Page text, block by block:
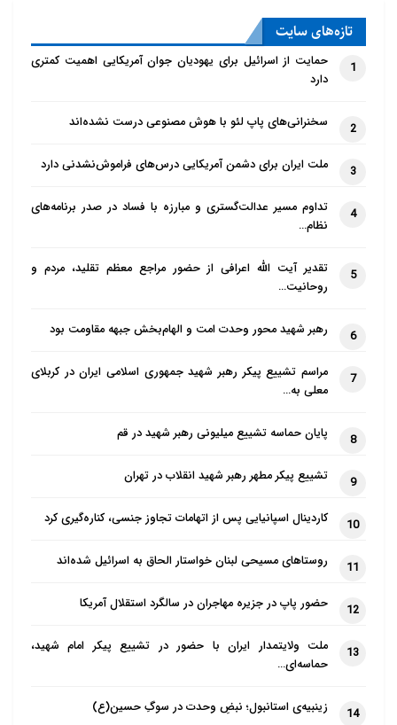
تازه‌‌های سایت
1
حمایت از اسرائیل برای یهودیان جوان آمریکایی اهمیت کمتری
دارد
2 سخنرانی‌های پاپ لئو با هوش مصنوعی درست نشده‌اند
3 ملت ایران برای دشمن آمریکایی درس‌های فراموش‌نشدنی دارد
4
تداوم مسیر عدالت‌گستری و مبارزه با فساد در صدر برنامه‌های
نظام…
5
تقدیر آیت الله اعرافی از حضور مراجع معظم تقلید، مردم و
روحانیت…
6 رهبر شهید محور وحدت امت و الهام‌بخش جبهه مقاومت بود
7
مراسم تشییع پیکر رهبر شهید جمهوری اسلامی ایران در کربلای
معلی به…
8 پایان حماسه تشییع میلیونی رهبر شهید در قم
9 تشییع پیکر مطهر رهبر شهید انقلاب در تهران
10 کاردینال اسپانیایی پس از اتهامات تجاوز جنسی، کناره‌گیری کرد
11 روستاهای مسیحی لبنان خواستار الحاق به اسرائیل شده‌اند
12 حضور پاپ در جزیره مهاجران در سالگرد استقلال آمریکا
13
ملت ولایتمدار ایران با حضور در تشییع پیکر امام شهید،
حماسه‌ای…
14 زینبیه‌ی استانبول؛ نبضِ وحدت در سوگِ حسین(ع)